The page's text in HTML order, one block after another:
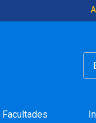
Facultades
a los